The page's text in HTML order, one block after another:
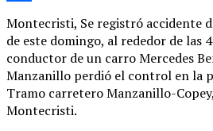
Montecristi, Se registró accidente
de este domingo, al rededor de las
conductor de un carro Mercedes
Manzanillo perdió el control en la
Tramo carretero Manzanillo-
Montecristi.